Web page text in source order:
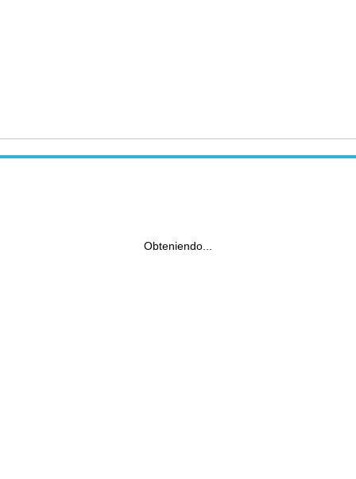
Obteniendo...